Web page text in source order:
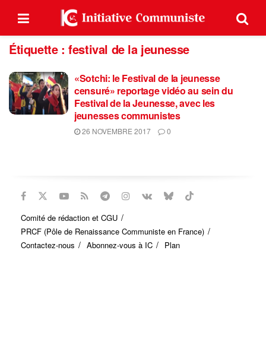
Étiquette :festival de la jeunesse
«Sotchi: le Festival de la jeunesse
censuré» reportage vidéo au sein du
Festival de la Jeunesse, avec les
jeunesses communistes
26 NOVEMBRE 2017 0
Comité de rédaction et CGU
PRCF (Pôle de Renaissance Communiste en France)
Contactez-nous
Abonnez-vous à IC Plan